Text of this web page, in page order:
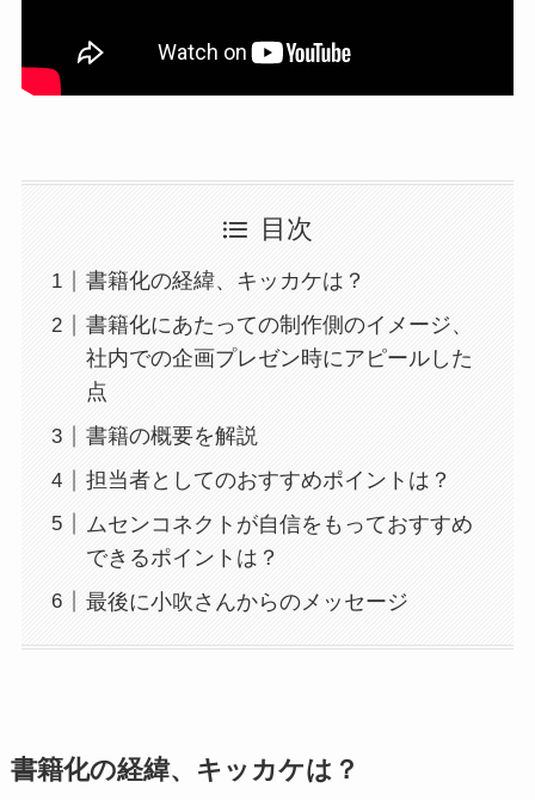
目次
書籍化の経緯、キッカケは？
書籍化にあたっての制作側のイメージ、
社内での企画プレゼン時にアピールした
点
書籍の概要を解説
担当者としてのおすすめポイントは？
ムセンコネクトが自信をもっておすすめ
できるポイントは？
最後に小吹さんからのメッセージ
書籍化の経緯、キッカケは？